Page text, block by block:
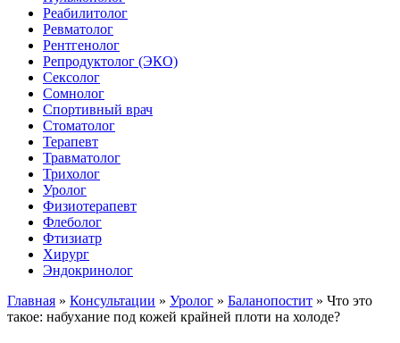
Реабилитолог
Ревматолог
Рентгенолог
Репродуктолог (ЭКО)
Сексолог
Сомнолог
Спортивный врач
Стоматолог
Терапевт
Травматолог
Трихолог
Уролог
Физиотерапевт
Флеболог
Фтизиатр
Хирург
Эндокринолог
Главная » Консультации » Уролог » Баланопостит » Что это
такое: набухание под кожей крайней плоти на холоде?